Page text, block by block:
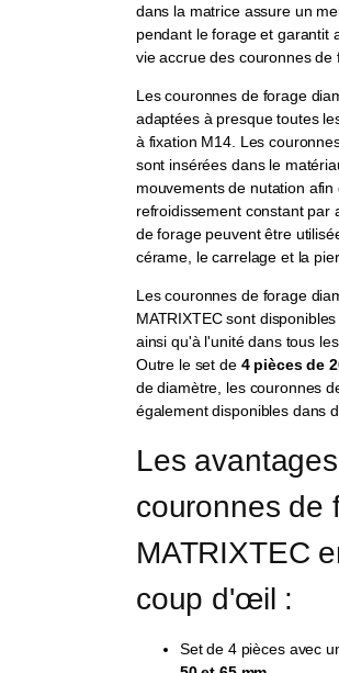
dans la matrice assure un
pendant le forage et garantit
vie accrue des couronnes de
Les couronnes de forage
adaptées à presque toutes
à fixation M14. Les
sont insérées dans le
mouvements de nutation afin
refroidissement constant par
de forage peuvent être
cérame, le carrelage et la
Les couronnes de forage
MATRIXTEC sont
ainsi qu'à l'unité dans tous
Outre le set de 4 pièces de
de diamètre, les couronnes
également disponibles dans
Les
couronnes de
MATRIXTEC
coup d'œil :
Set de 4 pièces avec